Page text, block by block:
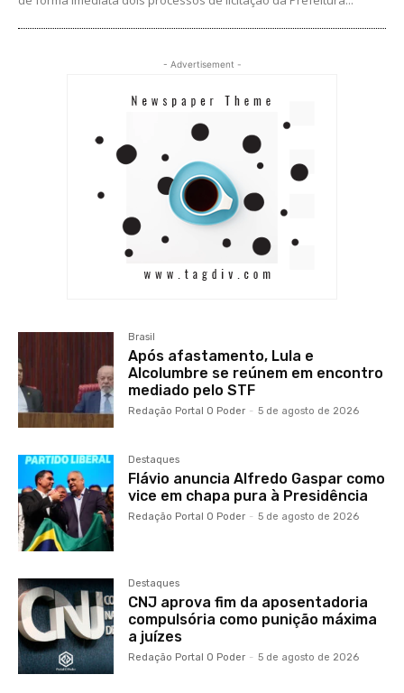
- Advertisement -
Brasil
Após afastamento, Lula e
Alcolumbre se reúnem em encontro
mediado pelo STF
Redação Portal O Poder - 5 de agosto de 2026
Destaques
Flávio anuncia Alfredo Gaspar como
vice em chapa pura à Presidência
Redação Portal O Poder - 5 de agosto de 2026
Destaques
CNJ aprova fim da aposentadoria
compulsória como punição máxima
a juízes
Redação Portal O Poder - 5 de agosto de 2026